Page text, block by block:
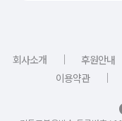
회사소개 ｜ 후원안내
이용약관
｜